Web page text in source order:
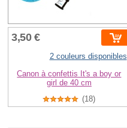
3,50 €
2 couleurs disponibles
Canon à confettis It's a boy or
girl de 40 cm
(18)